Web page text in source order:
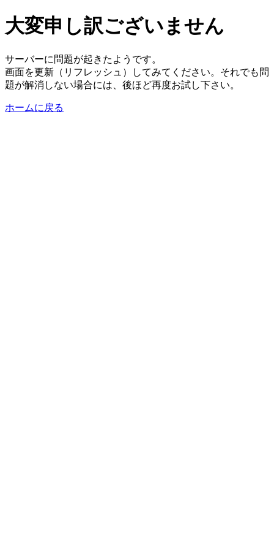
大変申し訳ございません
サーバーに問題が起きたようです。
画面を更新（リフレッシュ）してみてください。それでも問
題が解消しない場合には、後ほど再度お試し下さい。
ホームに戻る